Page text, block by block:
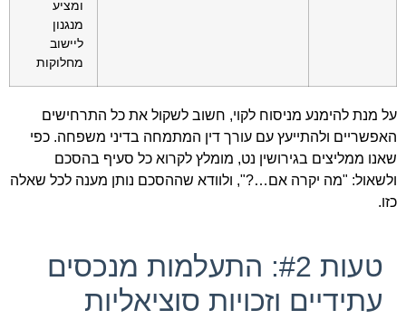
ומציע
מנגנון
ליישוב
מחלוקות
על מנת להימנע מניסוח לקוי, חשוב לשקול את כל התרחישים
האפשריים ולהתייעץ עם עורך דין המתמחה בדיני משפחה. כפי
שאנו ממליצים בגירושין נט, מומלץ לקרוא כל סעיף בהסכם
ולשאול: "מה יקרה אם…?", ולוודא שההסכם נותן מענה לכל שאלה
כזו.
טעות #2: התעלמות מנכסים
עתידיים וזכויות סוציאליות